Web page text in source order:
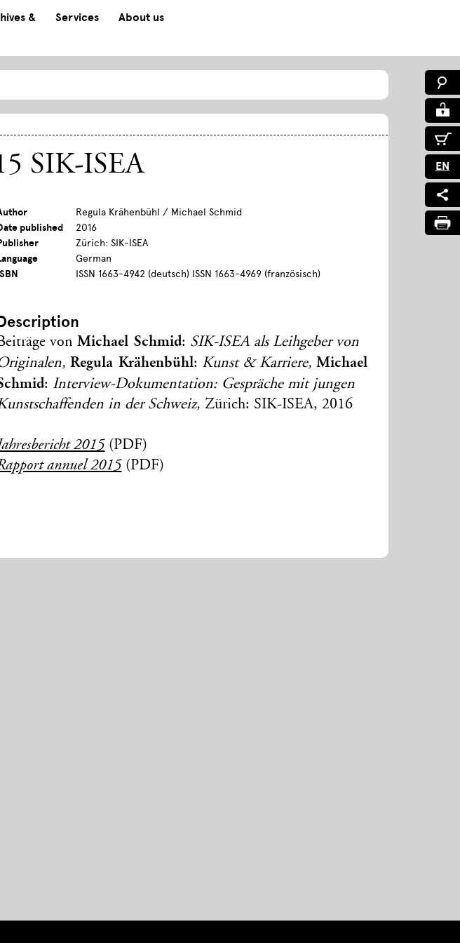
&
Services About us
EN
SIK-ISEA
Regula Krähenbühl / Michael Schmid
published
2016
Zürich: SIK-ISEA
German
ISSN 1663-4942 (deutsch) ISSN 1663-4969 (französisch)
vonMichael Schmid: SIK-ISEA als Leihgeber von
Regula Krähenbühl: Kunst & Karriere, Michael
: Interview-Dokumentation: Gespräche mit jungen
in der Schweiz, Zürich: SIK-ISEA, 2016
2015 (PDF)
annuel 2015 (PDF)